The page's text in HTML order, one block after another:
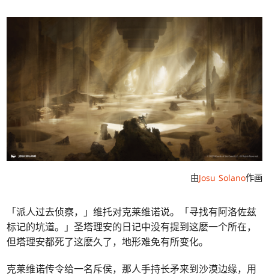
由Josu Solano作画
「派人过去侦察，」维托对克莱维诺说。「寻找有阿洛佐兹
标记的坑道。」圣塔理安的日记中没有提到这麽一个所在，
但塔理安都死了这麽久了，地形难免有所变化。
克莱维诺传令给一名斥侯，那人手持长矛来到沙漠边缘，用